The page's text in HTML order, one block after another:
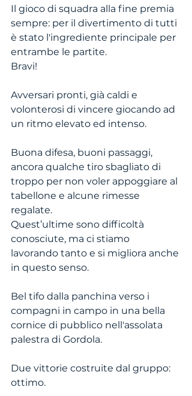
Il gioco di squadra alla fine premia
sempre: per il divertimento di tutti
è stato l'ingrediente principale per
entrambe le partite.
Bravi!
Avversari pronti, già caldi e
volonterosi di vincere giocando ad
un ritmo elevato ed intenso.
Buona difesa, buoni passaggi,
ancora qualche tiro sbagliato di
troppo per non voler appoggiare al
tabellone e alcune rimesse
regalate.
Quest’ultime sono difficoltà
conosciute, ma ci stiamo
lavorando tanto e si migliora anche
in questo senso.
Bel tifo dalla panchina verso i
compagni in campo in una bella
cornice di pubblico nell'assolata
palestra di Gordola.
Due vittorie costruite dal gruppo:
ottimo.